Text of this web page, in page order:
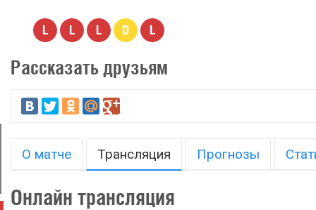
L L L D L
Рассказать друзьям
О матче Трансляция Прогнозы
Онлайн трансляция